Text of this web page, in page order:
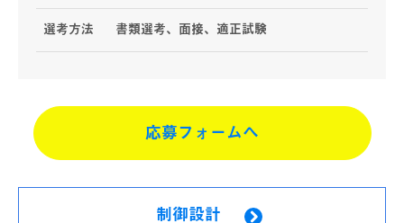
選考方法 書類選考、面接、適正試験
応募フォームへ
制御設計